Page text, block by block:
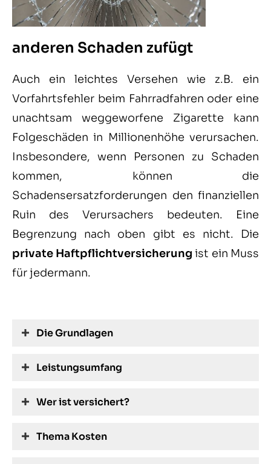
anderen Schaden zufügt
Auch ein leichtes Versehen wie z.B. ein
Vorfahrtsfehler beim Fahrradfahren oder eine
unachtsam weggeworfene Zigarette kann
Folgeschäden in Millionenhöhe verursachen.
Insbesondere, wenn Per­sonen zu Schaden
kommen, können die
Schadensersatzforderungen den finanziellen
Ruin des Verursachers bedeuten. Eine
Begrenzung nach oben gibt es nicht. Die
private Haft­pflichtversicherung ist ein Muss
für jedermann.
Die Grundlagen
Leistungsumfang
Wer ist versichert?
Thema Kosten